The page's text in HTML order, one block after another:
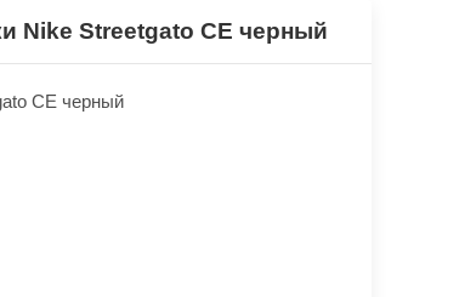
Nike Streetgato CE черный
CE черный